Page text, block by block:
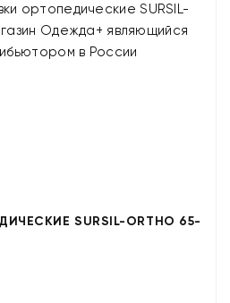
SURSIL-ORTHO 65-